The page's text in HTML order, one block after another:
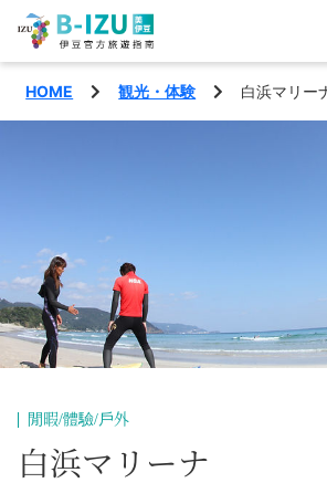
了解伊豆半島
玩樂
品味
地區
西伊豆町
松崎町
特輯
旅遊計畫
交通指南
HOME 観光・体験 白浜マリー
閒暇/體驗/戶外
白浜マリーナ